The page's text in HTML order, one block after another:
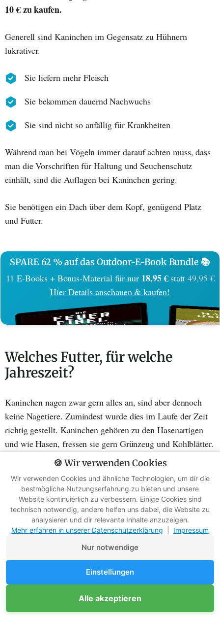
10 € zu kaufen.
Generell sind Kaninchen im Gegensatz zu Hühnern
lukrativer.
Sie liefern mehr Fleisch
Sie bekommen dauernd Nachwuchs
Sie sind nicht so anfällig für Krankheiten
Während man bei Vögeln immer darauf achten muss, dass
man die Vorschriften für Haltung und Seuchenschutz
einhält, sind die Auflagen bei Kaninchen gering.
Sie benötigen ein Dach über dem Kopf, genügend Platz
und Futter.
SPARE 62 % auf das Outdoor-E-Book Bundle 📚
11 E-Books + Bonus-Material für nur 18,95 €statt 49,95 €
Hier Details anschauen & kaufen!
Welches Futter, für welche
Jahreszeit?
Kaninchen nagen zwar gern alles an, sind aber dennoch
keine Nagetiere. Zumindest wurde dies im Laufe der Zeit
richtig gestellt. Kaninchen gehören zu den Hasenartigen
und wie Hasen, fressen sie gern Grünzeug und Kohlblätter.
Zu ihren Leibspeisen gehören
Löwenzahn und Klee.
Klee und Löwenzahn lieben Kaninchen
Unterstütze Survival-Kompass
🍪 Wir verwenden Cookies
Wir verwenden Cookies und ähnliche Technologien, um dir die
bestmögliche Nutzungserfahrung zu bieten und unsere
Website kontinuierlich zu verbessern. Einige Cookies sind
technisch notwendig, andere helfen uns dabei, die Website zu
analysieren und dir relevante Inhalte anzuzeigen.
Mehr erfahren in unserer Datenschutzerklärung
Impressum
Nur notwendige
Einstellungen
Alle akzeptieren